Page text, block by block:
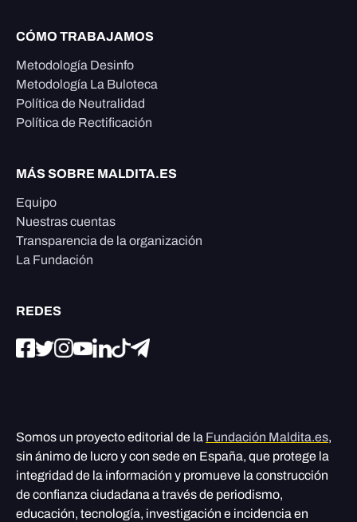
CÓMO TRABAJAMOS
Metodología Desinfo
Metodología La Buloteca
Política de Neutralidad
Política de Rectificación
MÁS SOBRE MALDITA.ES
Equipo
Nuestras cuentas
Transparencia de la organización
La Fundación
REDES
Somos un proyecto editorial de la Fundación Maldita.es,
sin ánimo de lucro y con sede en España, que protege la
integridad de la información y promueve la construcción
de confianza ciudadana a través de periodismo,
educación, tecnología, investigación e incidencia en